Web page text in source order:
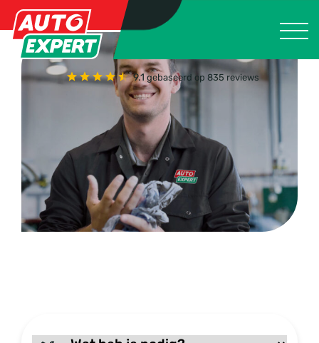
9.1gebaseerd op 835 reviews